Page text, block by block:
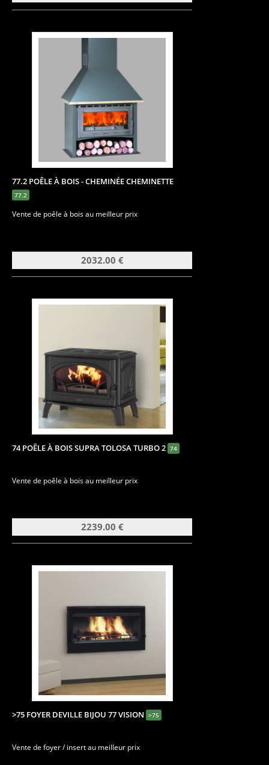
77.2 POÊLE À BOIS - CHEMINÉE CHEMINETTE
77.2
Vente de poêle à bois au meilleur prix
2032.00 €
74 POÊLE À BOIS SUPRA TOLOSA TURBO 2 74
Vente de poêle à bois au meilleur prix
2239.00 €
>75 FOYER DEVILLE BIJOU 77 VISION >75
Vente de foyer / insert au meilleur prix